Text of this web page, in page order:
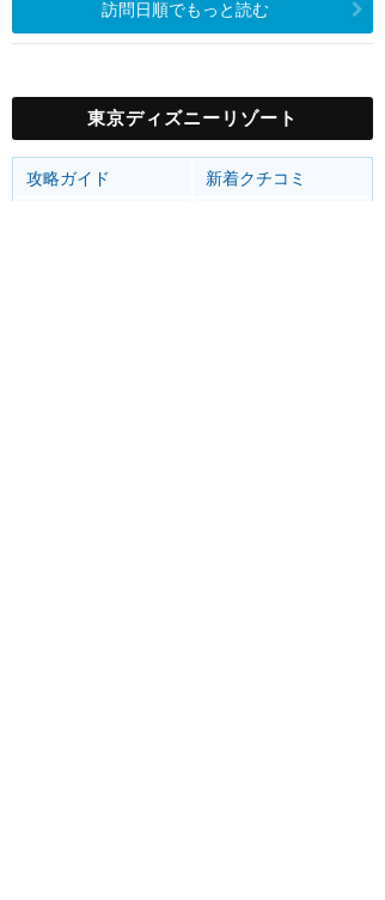
訪問日順でもっと読む
東京ディズニーリゾート
攻略ガイド
新着クチコミ